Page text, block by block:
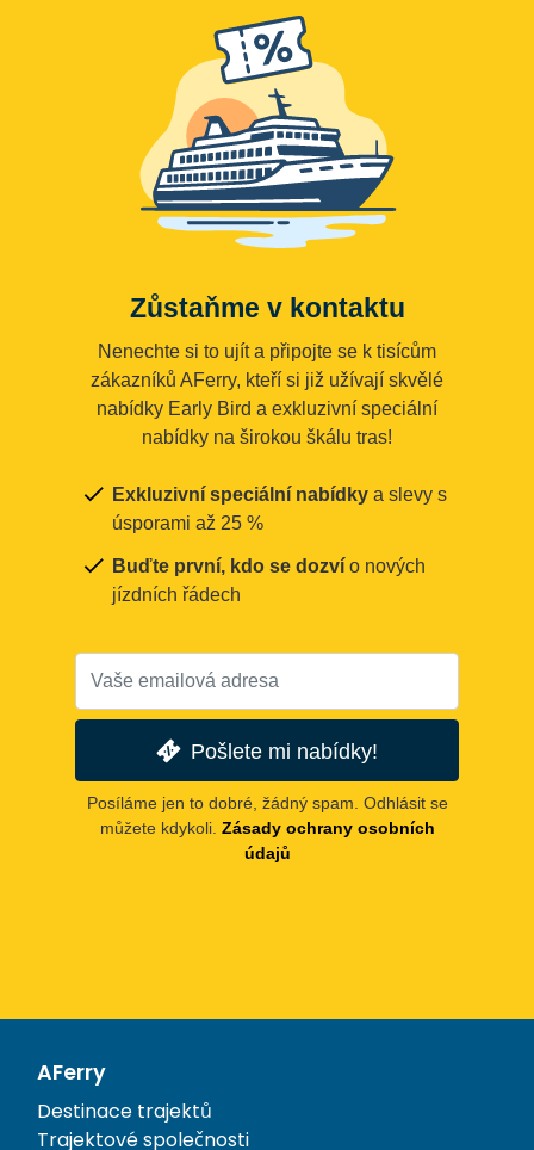
Zůstaňme v kontaktu
Nenechte si to ujít a připojte se k tisícům
zákazníků AFerry, kteří si již užívají skvělé
nabídky Early Bird a exkluzivní speciální
nabídky na širokou škálu tras!
Exkluzivní speciální nabídky a slevy s
úsporami až 25 %
Buďte první, kdo se dozví o nových
jízdních řádech
Pošlete mi nabídky!
Posíláme jen to dobré, žádný spam. Odhlásit se
můžete kdykoli. Zásady ochrany osobních
údajů
AFerry
Destinace trajektů
Trajektové společnosti